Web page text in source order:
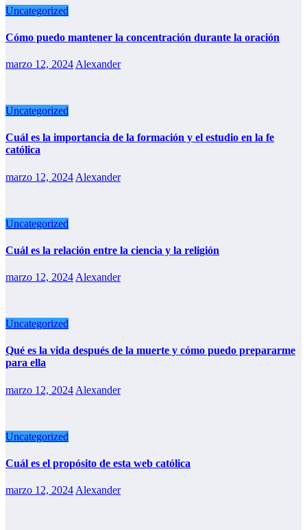
Uncategorized
Cómo puedo mantener la concentración durante la oración
marzo 12, 2024 Alexander
Uncategorized
Cuál es la importancia de la formación y el estudio en la fe
católica
marzo 12, 2024 Alexander
Uncategorized
Cuál es la relación entre la ciencia y la religión
marzo 12, 2024 Alexander
Uncategorized
Qué es la vida después de la muerte y cómo puedo prepararme
para ella
marzo 12, 2024 Alexander
Uncategorized
Cuál es el propósito de esta web católica
marzo 12, 2024 Alexander